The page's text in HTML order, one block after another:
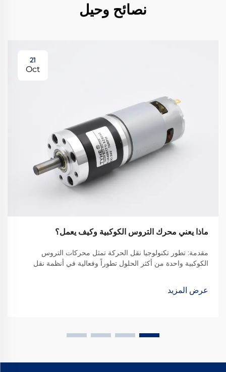
نصائح وحيل
21
Oct
ماذا يعني محرك التروس الكوكبية وكيف يعمل؟
مقدمة: تطور تكنولوجيا نقل الحركة تمثل محركات التروس
الكوكبية واحدة من أكثر الحلول تطوراً وفعالية في أنظمة نقل
الطريقة التي...
عرض المزيد